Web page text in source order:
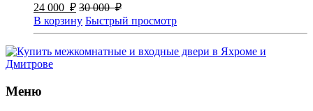
24 000 ₽ 30 000 ₽
В корзину Быстрый просмотр
Меню